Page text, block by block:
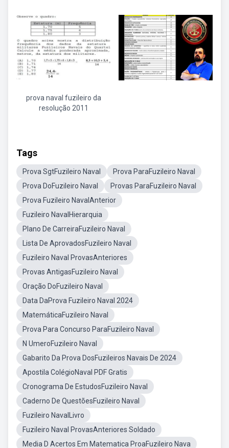
prova naval fuzileiro da
resolução 2011
Tags
Prova SgtFuzileiro Naval
Prova ParaFuzileiro Naval
Prova DoFuzileiro Naval
Provas ParaFuzileiro Naval
Prova Fuzileiro NavalAnterior
Fuzileiro NavalHierarquia
Plano De CarreiraFuzileiro Naval
Lista De AprovadosFuzileiro Naval
Fuzileiro Naval ProvasAnteriores
Provas AntigasFuzileiro Naval
Oração DoFuzileiro Naval
Data DaProva Fuzileiro Naval 2024
MatemáticaFuzileiro Naval
Prova Para Concurso ParaFuzileiro Naval
N UmeroFuzileiro Naval
Gabarito Da Prova DosFuzileiros Navais De 2024
Apostila ColégioNaval PDF Gratis
Cronograma De EstudosFuzileiro Naval
Caderno De QuestõesFuzileiro Naval
Fuzileiro NavalLivro
Fuzileiro Naval ProvasAnteriores Soldado
Media D Acertos Em Matematica ProaFuzileiro Nava